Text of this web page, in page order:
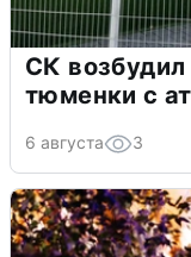
СК возбудил
тюменки с
6 августа 3